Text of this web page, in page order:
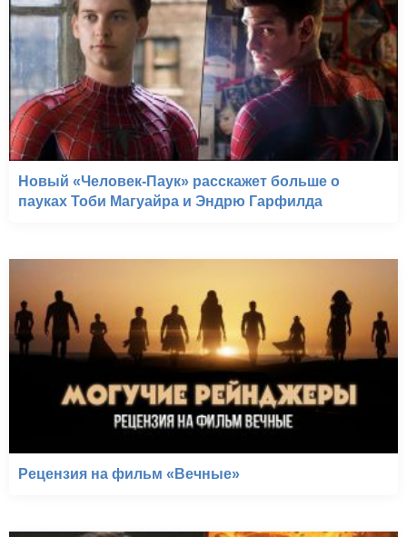
Новый «Человек-Паук» расскажет больше о
пауках Тоби Магуайра и Эндрю Гарфилда
Рецензия на фильм «Вечные»